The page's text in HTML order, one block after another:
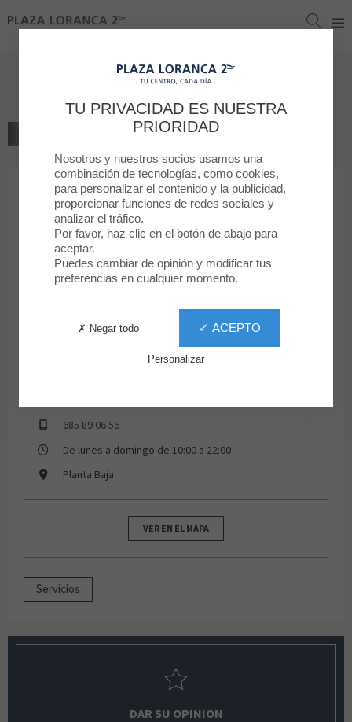
Plaza Loranca 2
Tunel de lavado
SERVICIOS
Tunel de lavado
685 89 06 56
De lunes a domingo de 10:00 a 22:00
Planta Baja
VER EN EL MAPA
Servicios
DAR SU OPINION
Plaza Loranca 2
TU PRIVACIDAD ES NUESTRA
PRIORIDAD
Nosotros y nuestros socios usamos una
combinación de tecnologías, como cookies,
para personalizar el contenido y la publicidad,
proporcionar funciones de redes sociales y
analizar el tráfico.
Por favor, haz clic en el botón de abajo para
aceptar.
Puedes cambiar de opinión y modificar tus
preferencias en cualquier momento.
✓ ACEPTO
✗ Negar todo
Personalizar